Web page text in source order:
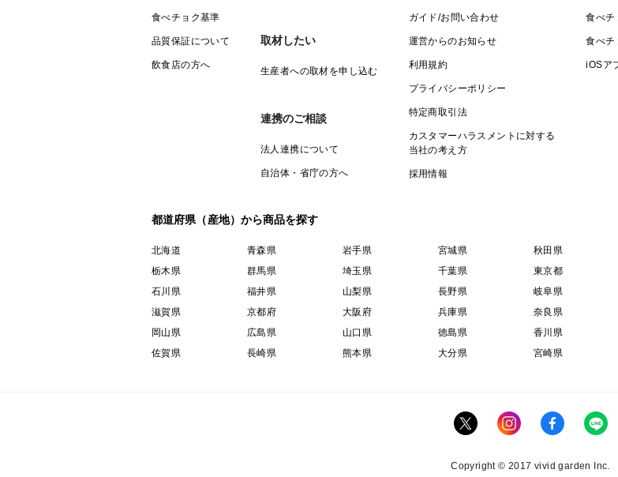
食べチョク基準
品質保証について
飲食店の方へ
取材したい
生産者への取材を申し込む
連携のご相談
法人連携について
自治体・省庁の方へ
ガイド/お問い合わせ
運営からのお知らせ
利用規約
プライバシーポリシー
特定商取引法
カスタマーハラスメントに対する
当社の考え方
採用情報
食べチ
食べチ
iOSア
都道府県（産地）から商品を探す
北海道 青森県 岩手県 宮城県 秋田県
栃木県
群馬県 埼玉県 千葉県 東京都
石川県
福井県 山梨県 長野県 岐阜県
滋賀県
京都府 大阪府 兵庫県 奈良県
岡山県
広島県 山口県 徳島県 香川県
佐賀県
長崎県 熊本県 大分県 宮崎県
Copyright © 2017 vivid garden Inc.